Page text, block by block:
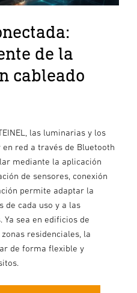
de la
cableado
las luminarias y los
red a través de Bluetooth
mediante la aplicación
de sensores, conexión
permite adaptar la
de cada uso y a las
Ya sea en edificios de
residenciales, la
de forma flexible y